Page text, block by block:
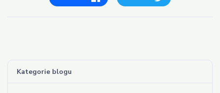
Kategorie blogu